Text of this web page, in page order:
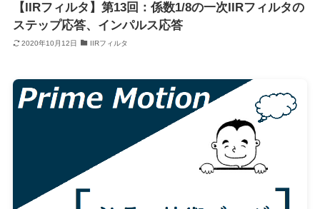
【IIRフィルタ】第13回：係数1/8の一次IIRフィルタの
ステップ応答、インパルス応答
2020年10月12日 IIRフィルタ